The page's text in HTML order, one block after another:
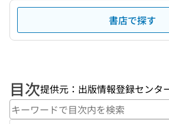
書店で探す
目次提供元：出版情報登録センタ